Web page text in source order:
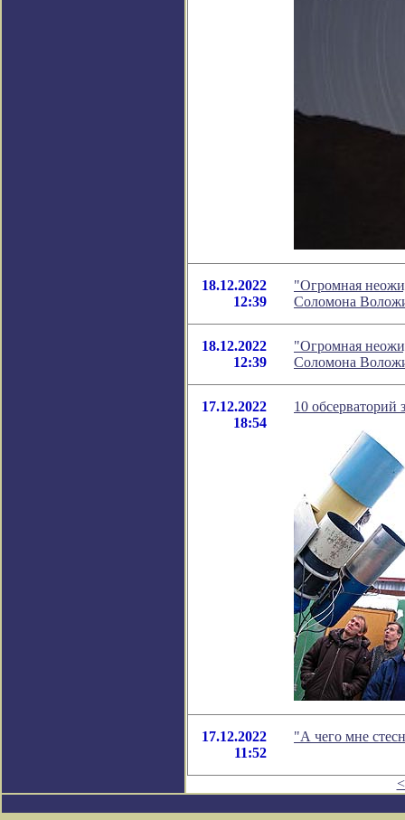
18.12.2022
12:39
"Огромная
Соломона
18.12.2022
12:39
"Огромная
Соломона
17.12.2022
18:54
10 обсерваторий
17.12.2022
11:52
"А чего мне